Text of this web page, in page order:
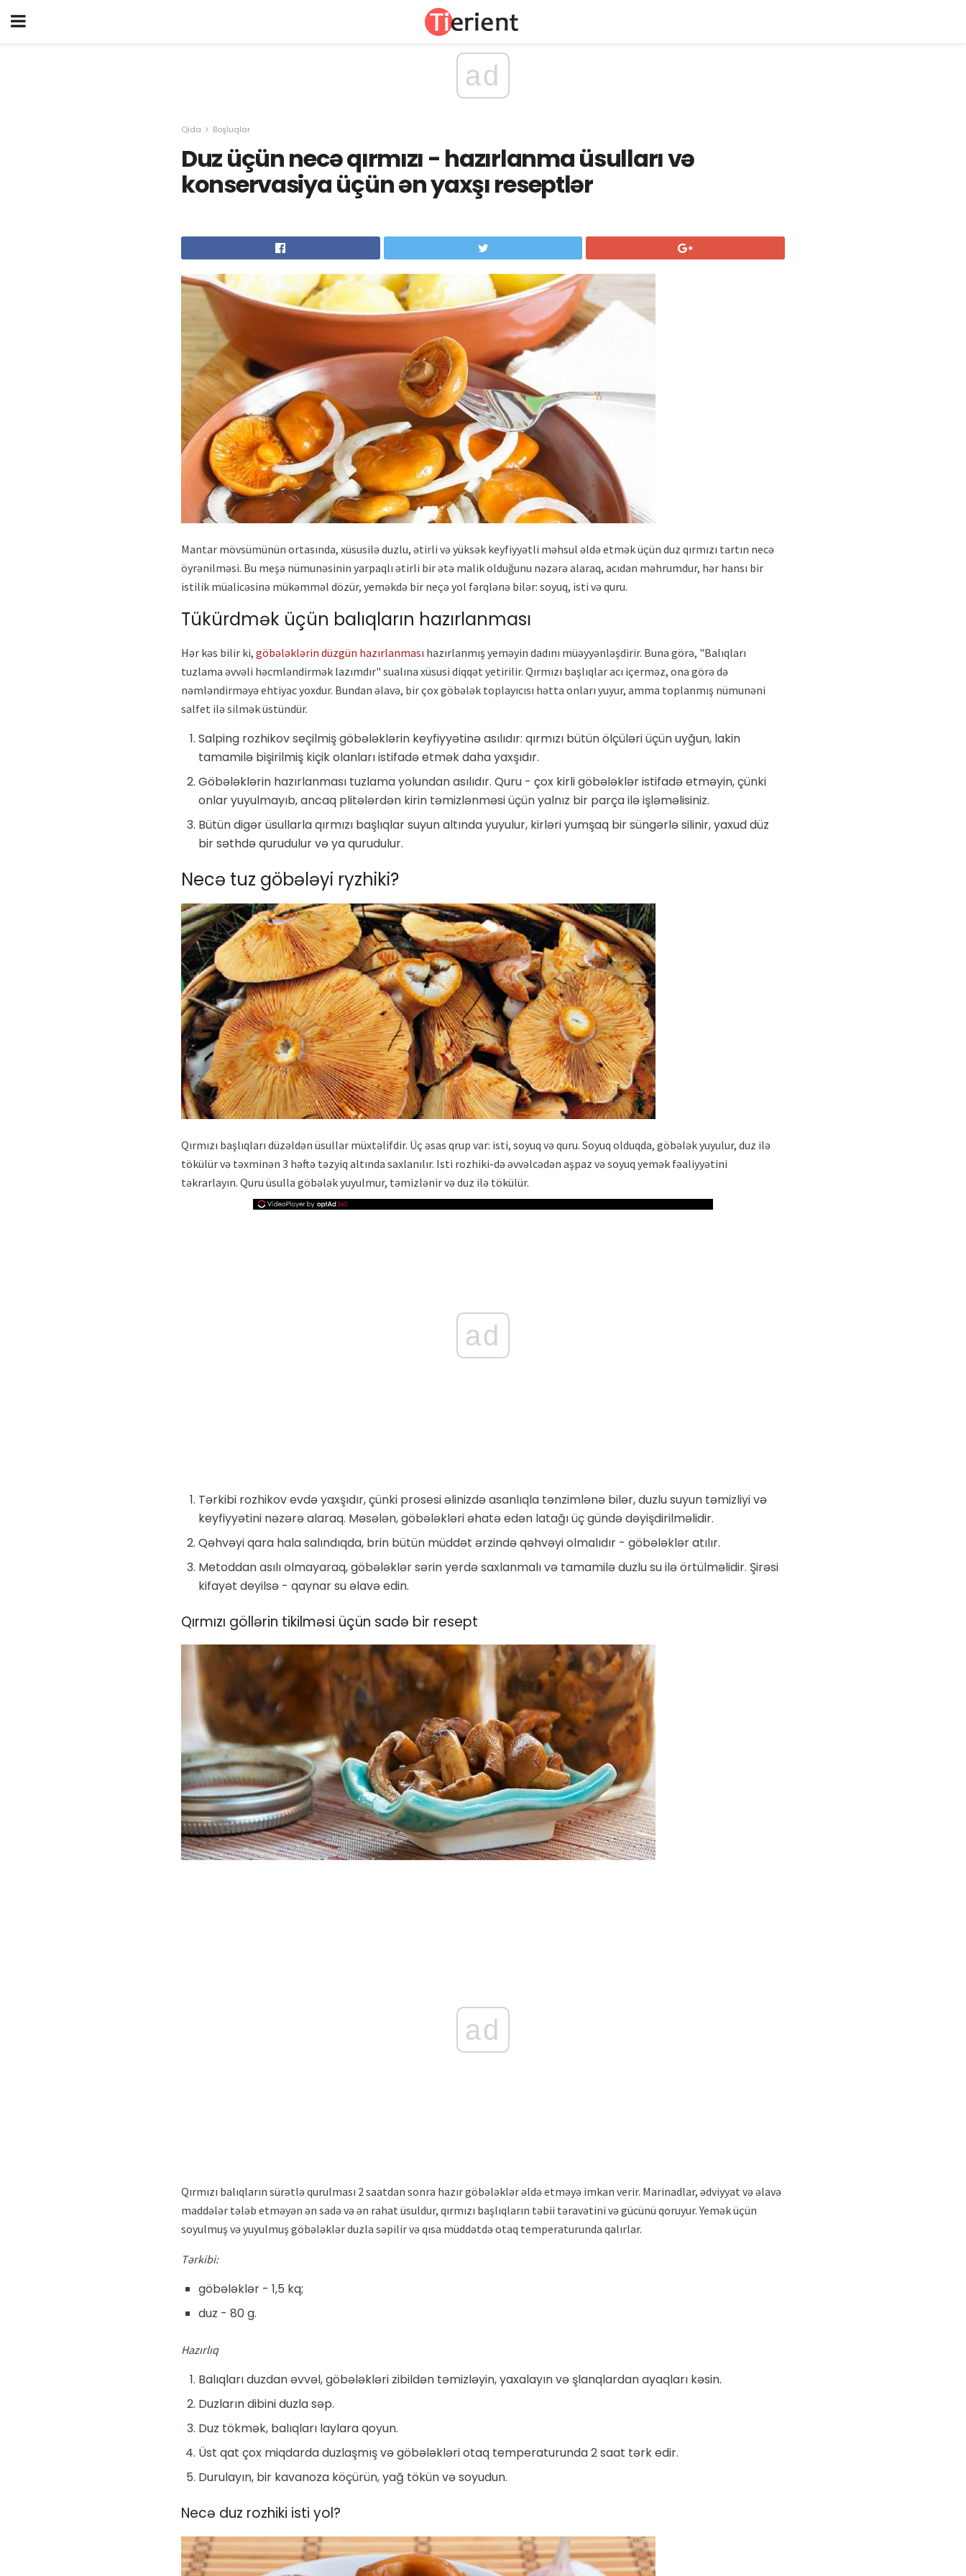
ad
Qida Boşluqlar
Duz üçün necə qırmızı - hazırlanma üsulları və
konservasiya üçün ən yaxşı reseptlər
Mantar mövsümünün ortasında, xüsusilə duzlu, ətirli və yüksək keyfiyyətli məhsul əldə etmək üçün duz qırmızı tartın necə
öyrənilməsi. Bu meşə nümunəsinin yarpaqlı ətirli bir ətə malik olduğunu nəzərə alaraq, acıdan məhrumdur, hər hansı bir
istilik müalicəsinə mükəmməl dözür, yeməkdə bir neçə yol fərqlənə bilər: soyuq, isti və quru.
Tükürdmək üçün balıqların hazırlanması
Hər kəs bilir ki, göbələklərin düzgün hazırlanması hazırlanmış yeməyin dadını müəyyənləşdirir. Buna görə, "Balıqları
tuzlama əvvəli həcmləndirmək lazımdır" sualına xüsusi diqqət yetirilir. Qırmızı başlıqlar acı içerməz, ona görə də
nəmləndirməyə ehtiyac yoxdur. Bundan əlavə, bir çox göbələk toplayıcısı hətta onları yuyur, amma toplanmış nümunəni
salfet ilə silmək üstündür.
Salping rozhikov seçilmiş göbələklərin keyfiyyətinə asılıdır: qırmızı bütün ölçüləri üçün uyğun, lakin
tamamilə bişirilmiş kiçik olanları istifadə etmək daha yaxşıdır.
Göbələklərin hazırlanması tuzlama yolundan asılıdır. Quru - çox kirli göbələklər istifadə etməyin, çünki
onlar yuyulmayıb, ancaq plitələrdən kirin təmizlənməsi üçün yalnız bir parça ilə işləməlisiniz.
Bütün digər üsullarla qırmızı başlıqlar suyun altında yuyulur, kirləri yumşaq bir süngərlə silinir, yaxud düz
bir səthdə qurudulur və ya qurudulur.
Necə tuz göbələyi ryzhiki?
Qırmızı başlıqları düzəldən üsullar müxtəlifdir. Üç əsas qrup var: isti, soyuq və quru. Soyuq olduqda, göbələk yuyulur, duz ilə
tökülür və təxminən 3 həftə təzyiq altında saxlanılır. Isti rozhiki-də əvvəlcədən aşpaz və soyuq yemək fəaliyyətini
təkrarlayın. Quru üsulla göbələk yuyulmur, təmizlənir və duz ilə tökülür.
ad
Tərkibi rozhikov evdə yaxşıdır, çünki prosesi əlinizdə asanlıqla tənzimlənə bilər, duzlu suyun təmizliyi və
keyfiyyətini nəzərə alaraq. Məsələn, göbələkləri əhatə edən latağı üç gündə dəyişdirilməlidir.
Qəhvəyi qara hala salındıqda, brin bütün müddət ərzində qəhvəyi olmalıdır - göbələklər atılır.
Metoddan asılı olmayaraq, göbələklər sərin yerdə saxlanmalı və tamamilə duzlu su ilə örtülməlidir. Şirəsi
kifayət deyilsə - qaynar su əlavə edin.
Qırmızı göllərin tikilməsi üçün sadə bir resept
ad
Qırmızı balıqların sürətlə qurulması 2 saatdan sonra hazır göbələklər əldə etməyə imkan verir. Marinadlar, ədviyyat və əlavə
maddələr tələb etməyən ən sadə və ən rahat üsuldur, qırmızı başlıqların təbii təravətini və gücünü qoruyur. Yemək üçün
soyulmuş və yuyulmuş göbələklər duzla səpilir və qısa müddətdə otaq temperaturunda qalırlar.
Tərkibi:
göbələklər - 1,5 kq;
duz - 80 g.
Hazırlıq
Balıqları duzdan əvvəl, göbələkləri zibildən təmizləyin, yaxalayın və şlanqlardan ayaqları kəsin.
Duzların dibini duzla səp.
Duz tökmək, balıqları laylara qoyun.
Üst qat çox miqdarda duzlaşmış və göbələkləri otaq temperaturunda 2 saat tərk edir.
Durulayın, bir kavanoza köçürün, yağ tökün və soyudun.
Necə duz rozhiki isti yol?